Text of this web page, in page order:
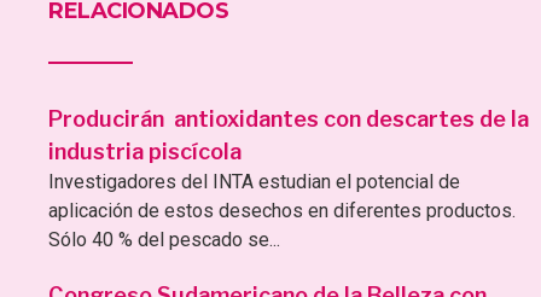
RELACIONADOS
Producirán antioxidantes con descartes de la
industria piscícola
Investigadores del INTA estudian el potencial de
aplicación de estos desechos en diferentes productos.
Sólo 40 % del pescado se...